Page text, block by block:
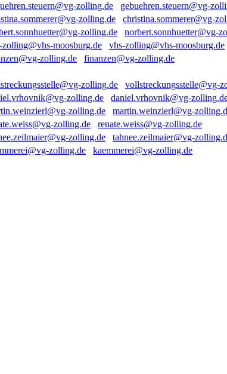
gebuehren.steuern@vg-
christina.sommerer@vg-
norbert.sonnhuetter@vg-
vhs-zolling@vhs-moosburg.de
finanzen@vg-zolling.de
vollstreckungsstelle@vg-
daniel.vrhovnik@vg-
martin.weinzierl@vg-
renate.weiss@vg-zolling.de
tahnee.zeilmaier@vg-
kaemmerei@vg-zolling.de